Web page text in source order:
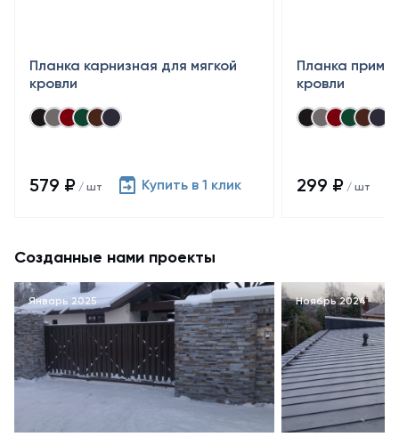
Планка карнизная для мягкой
кровли
579 ₽ / шт Купить в 1 клик
Планка
кровли
299 ₽ / шт
Созданные нами проекты
Январь 2025 Ноябрь 2024